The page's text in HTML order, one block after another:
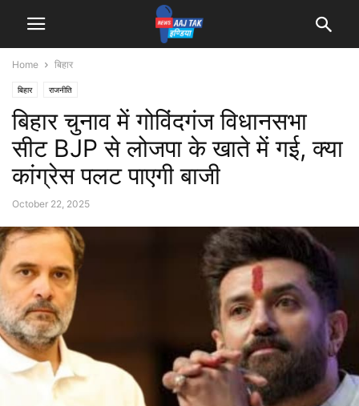
Home बिहार
बिहार राजनीति
बिहार चुनाव में गोविंदगंज विधानसभा
सीट BJP से लोजपा के खाते में गई, क्या
कांग्रेस पलट पाएगी बाजी
October 22, 2025